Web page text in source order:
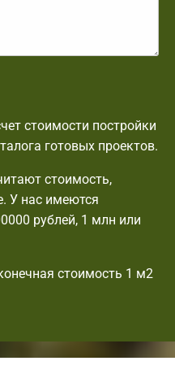
стоимости постройки
готовых проектов.
стоимость,
У нас имеются
рублей, 1 млн или
стоимость 1 м2